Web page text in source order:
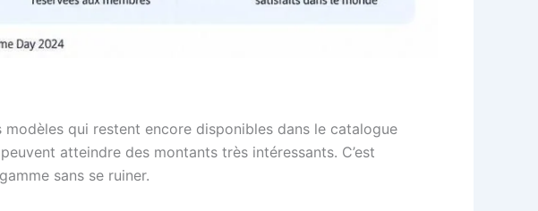
qui restent encore disponibles dans le catalogue
atteindre des montants très intéressants. C’est
sans se ruiner.